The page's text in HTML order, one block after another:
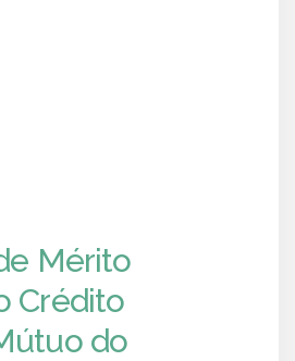
Mérito
Crédito
do